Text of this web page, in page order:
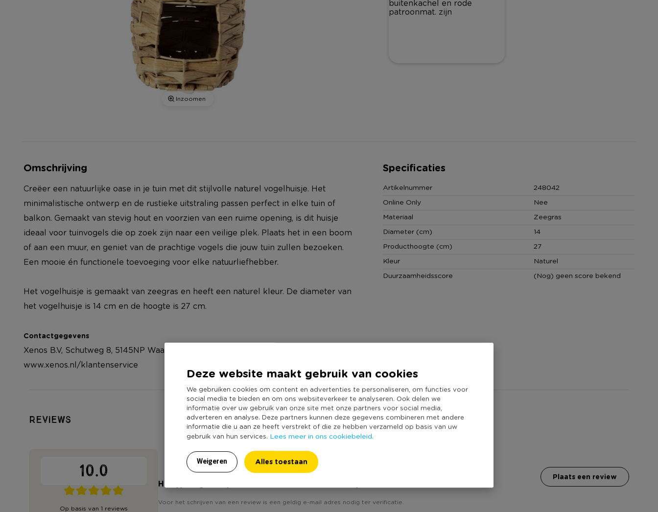
Deze website maakt gebruik van cookies
We gebruiken cookies om content en advertenties te personaliseren, om functies voor
social media te bieden en om ons websiteverkeer te analyseren. Ook delen we
informatie over uw gebruik van onze site met onze partners voor social media,
adverteren en analyse. Deze partners kunnen deze gegevens combineren met andere
informatie die u aan ze heeft verstrekt of die ze hebben verzameld op basis van uw
gebruik van hun services. Lees meer in ons cookiebeleid.
Weigeren Alles toestaan
Inzoomen
Omschrijving
Creëer een natuurlijke oase in je tuin met dit stijlvolle naturel vogelhuisje. Het
minimalistische ontwerp en de rustieke uitstraling passen perfect in elke tuin of
balkon. Gemaakt van stevig hout en voorzien van een ruime opening, is dit huisje
ideaal voor tuinvogels die op zoek zijn naar een veilige plek. Plaats het in een boom
of aan een muur, en geniet van de prachtige vogels die jouw tuin zullen bezoeken.
Een mooie én functionele toevoeging voor elke natuurliefhebber.
Het vogelhuisje is gemaakt van zeegras en heeft een naturel kleur. De diameter van
het vogelhuisje is 14 cm en de hoogte is 27 cm.
Contactgegevens
Xenos B.V, Schutweg 8, 5145NP Waalwijk, Nederland
www.xenos.nl/klantenservice
Specificaties
Artikelnummer
248042
Online Only
Nee
Materiaal
Zeegras
Diameter (cm)
14
Producthoogte (cm)
27
Kleur
Naturel
Duurzaamheidsscore
(Nog) geen score bekend
Reviews
10.0
Op basis van 1 reviews
Heb jij 'Vogelhuisje - naturel - ø14x27 cm '? Schrijf een review!
Voor het schrijven van een review is een geldig e-mail adres nodig ter verificatie.
plaats een review